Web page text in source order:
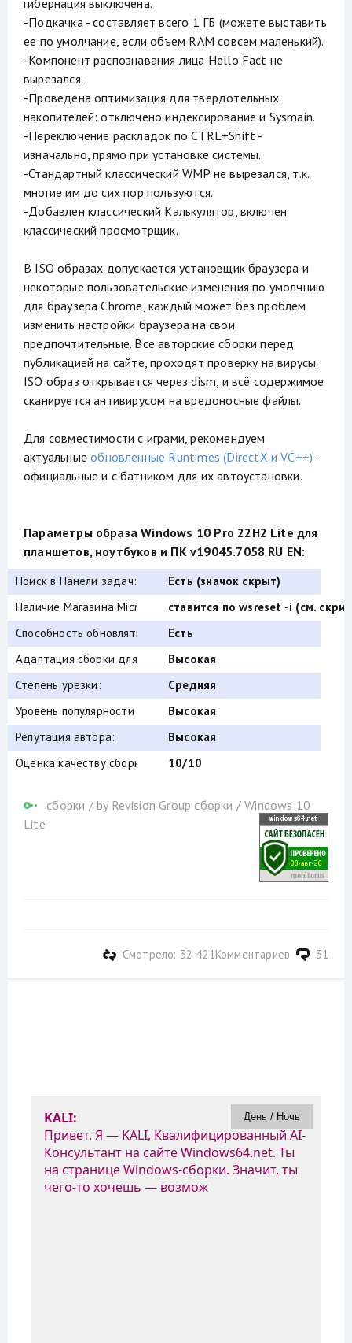
-Подкачка - составляет всего 1 ГБ (можете выставить
ее по умолчание, если объем RAM совсем маленький).
-Компонент распознавания лица Hello Fact не
вырезался.
-Проведена оптимизация для твердотельных
накопителей: отключено индексирование и Sysmain.
-Переключение раскладок по CTRL+Shift -
изначально, прямо при установке системы.
-Стандартный классический WMP не вырезался, т.к.
многие им до сих пор пользуются.
-Добавлен классический Калькулятор, включен
классический просмотрщик.
В ISO образах допускается установщик браузера и
некоторые пользовательские изменения по умолчнию
для браузера Chrome, каждый может без проблем
изменить настройки браузера на свои
предпочтительные. Все авторские сборки перед
публикацией на сайте, проходят проверку на вирусы.
ISO образ открывается через dism, и всё содержимое
сканируется антивирусом на вредоносные файлы.
Для совместимости с играми, рекомендуем
актуальныеобновленные Runtimes (DirectX и VC++) -
официальные и с батником для их автоустановки.
Параметры образа Windows 10 Pro 22H2 Lite для
планшетов, ноутбуков и ПК v19045.7058 RU EN:
Поиск в Панели задач:
Есть (значок скрыт)
Наличие Магазина Microsoft Store:ставится по wsreset -i (см.
Способность обновляться (по Windows Update) :
Есть
Адаптация сборки для игр:
Высокая
Степень урезки:
Средняя
Уровень популярности по скачиваниям:
Высокая
Репутация автора:
Высокая
Оценка качеству сборки (от windows64.net):
10/10
сборки / by Revision Group сборки /Windows 10
Lite
Комментариев: 31
Смотрело: 32 421